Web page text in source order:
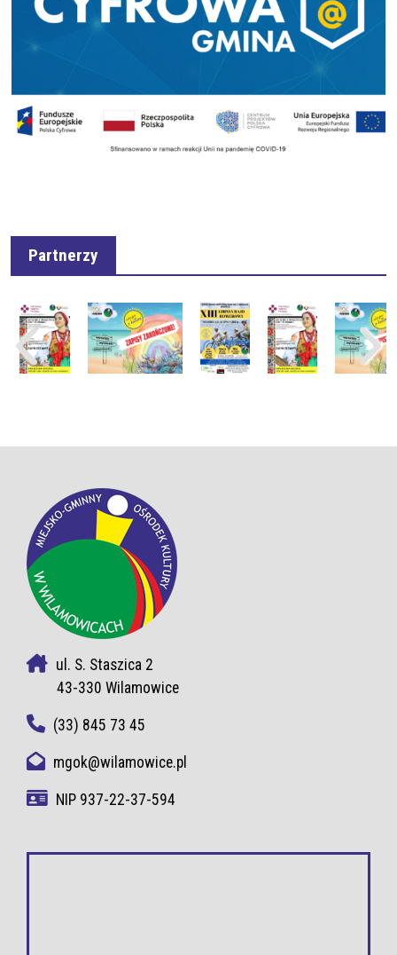
Partnerzy
ul. S. Staszica 2
43-330 Wilamowice
(33) 845 73 45
mgok@wilamowice.pl
NIP 937-22-37-594